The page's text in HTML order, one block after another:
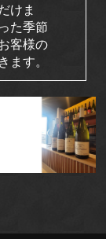
けま
た季節
客様の
ます。